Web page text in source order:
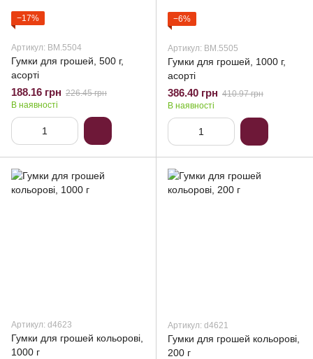
−17%
Артикул: BM.5504
Гумки для грошей, 500 г,
асорті
188.16 грн 226.45 грн
В наявності
−6%
Артикул: BM.5505
Гумки для грошей, 1000 г,
асорті
386.40 грн 410.97 грн
В наявності
Артикул: d4623
Гумки для грошей кольорові,
1000 г
Артикул: d4621
Гумки для грошей кольорові,
200 г